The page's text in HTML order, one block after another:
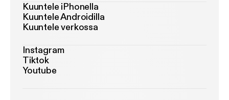
Kuuntele iPhonella
Kuuntele Androidilla
Kuuntele verkossa
Instagram
Tiktok
Youtube